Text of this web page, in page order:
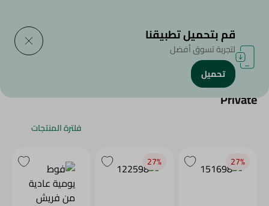
الرئيسية /
Private
فلترة المنتجات
27‎%‎
27‎%‎
قم بتحميل تطبيقنا
لتجربة تسوق أفضل
تحميل